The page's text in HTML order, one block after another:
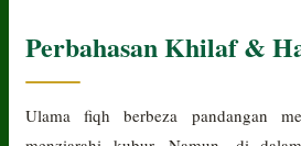
Perbahasan Khilaf &
Ulama fiqh berbeza pandangan